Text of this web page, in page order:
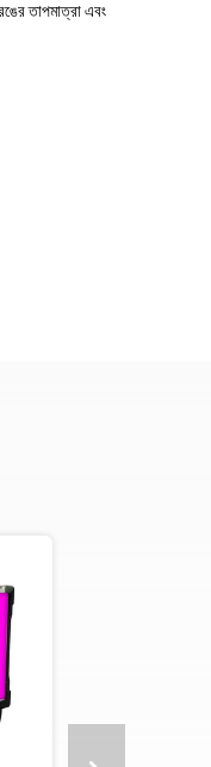
তাপমাত্রা এবং